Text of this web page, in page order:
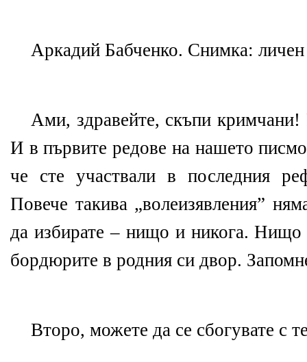
Аркадий Бабченко. Снимка:
Ами, здравейте, скъпи
И в първите редове на нашето
че сте участвали в последния
Повече такива „волеизявления”
да избирате – нищо и никога. Нищо
бордюрите в родния си двор.
Второ, можете да се сбогувате с